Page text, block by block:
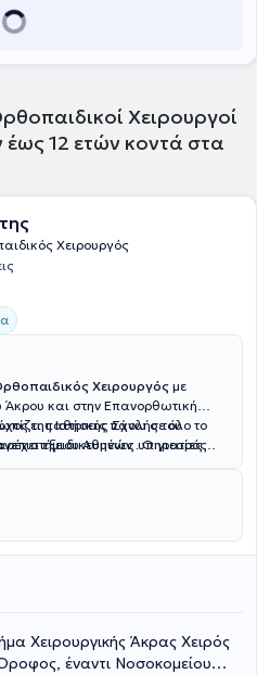
όλο το φάσμα των
ιδιαίτερη εμπειρία διαθέτει
Χειρουργοί
έως 12 ετών κοντά στα
Χειρουργός
Χειρουργός με
Άκρου και στην Επανορθωτική
της Ιατρικής Σχολής του
Αθηνών . Ο γιατρός
Τμήμα
Υγεία , όπου αντιμετωπίζει
μέλος σημαντικών ιατρικών
Αθηνών, της Ελληνικής
Χειρουργικής Χεριού- Άνω
και
παθήσεις πάνω σε όλο το
εξειδικευμένες υπηρεσίες
Χειρουργικής Άκρας Χειρός
έναντι Νοσοκομείου